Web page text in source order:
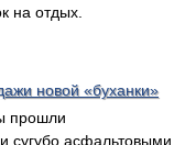
на отдых.
новой «буханки»
прошли
сугубо асфальтовыми